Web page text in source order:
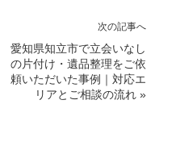
次の記事へ
愛知県知立市で立会いなし
の片付け・遺品整理をご依
頼いただいた事例｜対応エ
リアとご相談の流れ »